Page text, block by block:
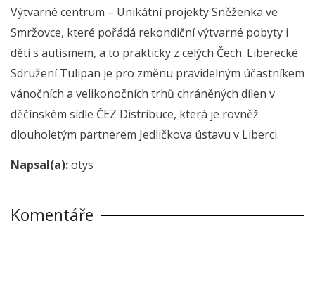
Výtvarné centrum – Unikátní projekty Sněženka ve
Smržovce, které pořádá rekondiční výtvarné pobyty i
dětí s autismem, a to prakticky z celých Čech. Liberecké
Sdružení Tulipan je pro změnu pravidelným účastníkem
vánočních a velikonočních trhů chráněných dílen v
děčínském sídle ČEZ Distribuce, která je rovněž
dlouholetým partnerem Jedličkova ústavu v Liberci.
Napsal(a):otys
Komentáře